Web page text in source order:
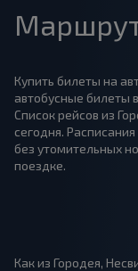
Купить билеты на
автобусные билеты
Список рейсов из
сегодня.
без утомительных
поездке.
Как из Городея,